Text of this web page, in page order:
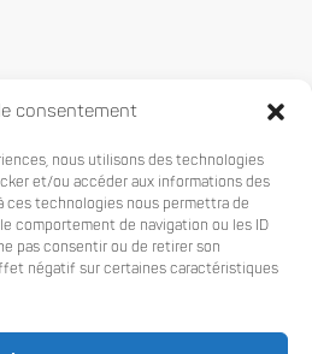
consentement
nous utilisons des technologies
et/ou accéder aux informations des
ces technologies nous permettra de
comportement de navigation ou les ID
pas consentir ou de retirer son
négatif sur certaines caractéristiques
LinkedIn : restons
NOUS SUR LINKEDIN